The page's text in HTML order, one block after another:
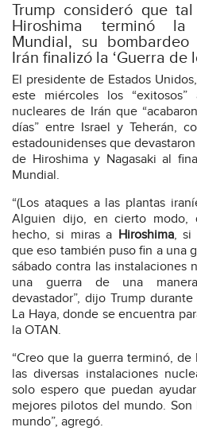
Trump consideró que
Hiroshima terminó la
Mundial, su
Irán finalizó la ‘Guerra de
El presidente de Estados
este miércoles los “exitosos”
nucleares de Irán que
días” entre Israel y Teherán,
estadounidenses que
de Hiroshima y Nagasaki al
Mundial.
“(Los ataques a las plantas
Alguien dijo, en cierto modo,
hecho, si miras a Hiroshima, si
que eso también puso fin a una
sábado contra las instalaciones
una guerra de una
devastador”, dijo Trump
La Haya, donde se encuentra
la OTAN.
“Creo que la guerra terminó,
las diversas instalaciones
solo espero que puedan
mejores pilotos del mundo.
mundo”, agregó.